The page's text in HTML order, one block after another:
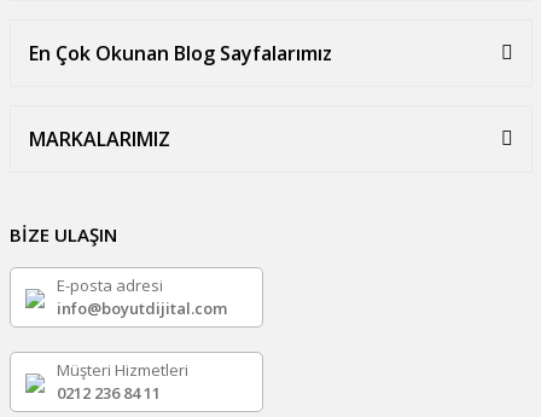
En Çok Okunan Blog Sayfalarımız
MARKALARIMIZ
BİZE ULAŞIN
E-posta adresi
info@boyutdijital.com
Müşteri Hizmetleri
0212 236 84 11